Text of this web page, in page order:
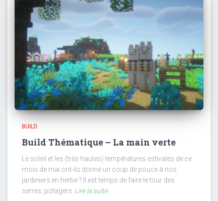
BUILD
Build Thématique – La main verte
Le soleil et les (très hautes) températures estivales de ce
mois de mai ont-ils donné un coup de pouce à nos
jardiniers en herbe ? Il est temps de faire le tour des
serres, potagers Lire la suite